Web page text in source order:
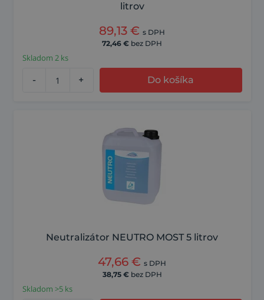
litrov
89,13 € s DPH
72,46 € bez DPH
Skladom 2 ks
- + Do košíka
Neutralizátor NEUTRO MOST 5 litrov
47,66 € s DPH
38,75 € bez DPH
Skladom >5 ks